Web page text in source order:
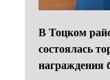
В Тоцком
состоялась
награждения